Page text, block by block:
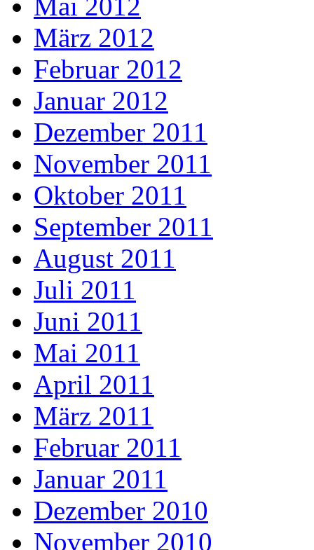
Mai 2012
März 2012
Februar 2012
Januar 2012
Dezember 2011
November 2011
Oktober 2011
September 2011
August 2011
Juli 2011
Juni 2011
Mai 2011
April 2011
März 2011
Februar 2011
Januar 2011
Dezember 2010
November 2010